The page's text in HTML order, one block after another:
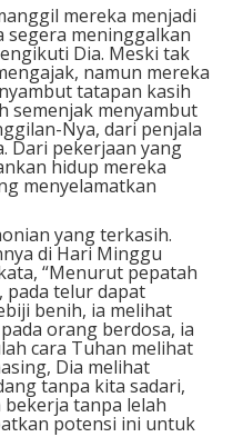
mereka menjadi
segera meninggalkan
Dia. Meski tak
namun mereka
tatapan kasih
semenjak menyambut
Nya, dari penjala
Dari pekerjaan yang
hidup mereka
menyelamatkan
yang terkasih.
di Hari Minggu
“Menurut pepatah
pada telur dapat
benih, ia melihat
orang berdosa, ia
cara Tuhan melihat
Dia melihat
tanpa kita sadari,
tanpa lelah
potensi ini untuk